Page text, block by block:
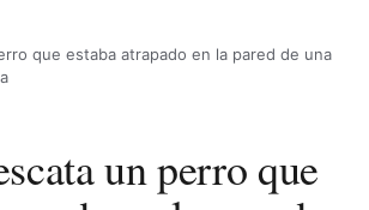
que estaba atrapado en la pared de una
un perro que